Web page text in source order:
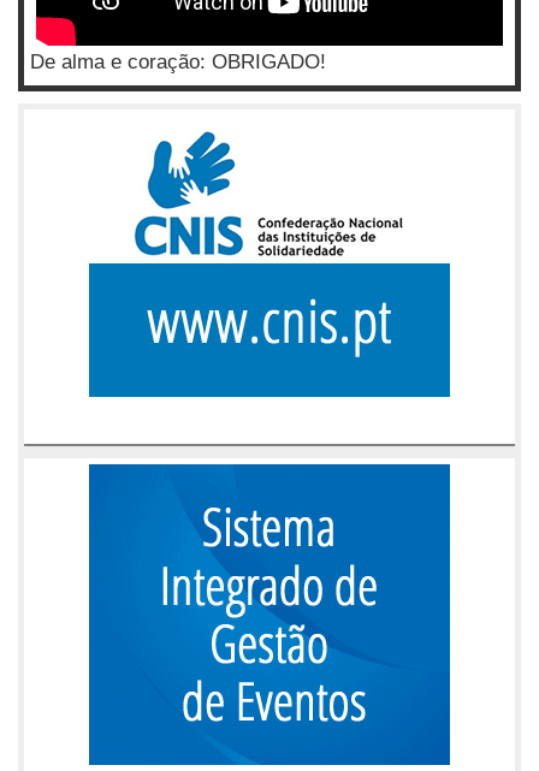
De alma e coração: OBRIGADO!